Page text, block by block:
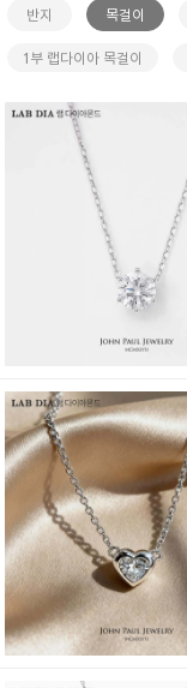
반지 목걸이
1부 랩다이아 목걸이